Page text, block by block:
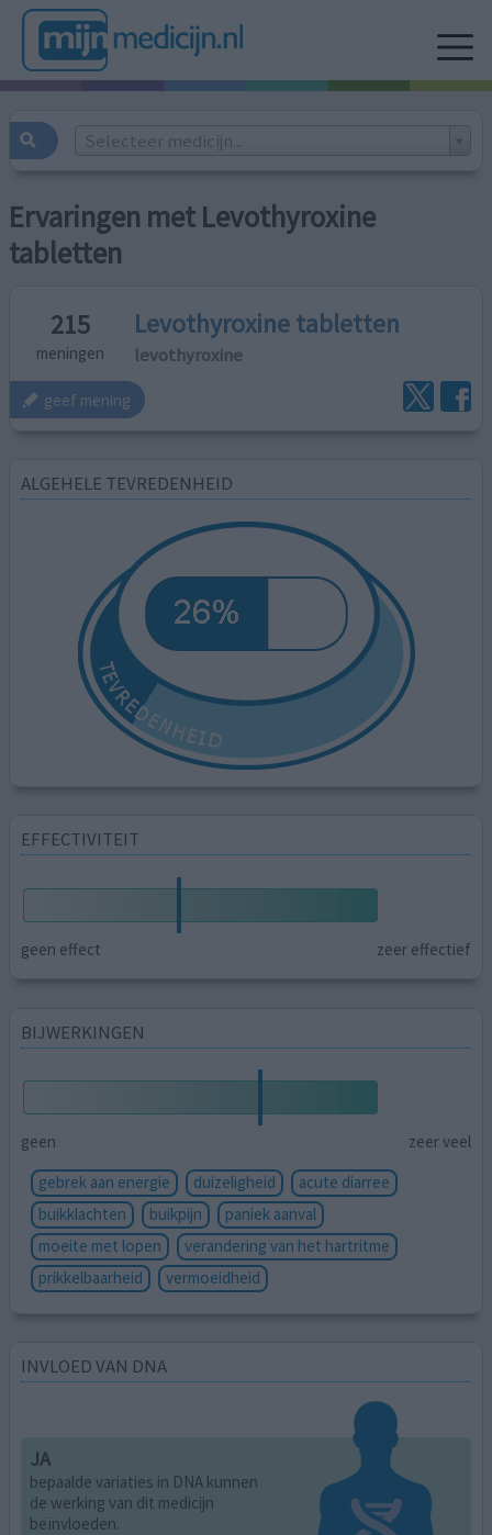
Selecteer medicijn...
Ervaringen met Levothyroxine
tabletten
215
meningen
Levothyroxine tabletten
levothyroxine
geef mening
ALGEHELE TEVREDENHEID
EFFECTIVITEIT
geen effect zeer effectief
BIJWERKINGEN
geen
zeer veel
gebrek aan energie
duizeligheid
acute diarree
buikklachten
buikpijn
paniek aanval
moeite met lopen
verandering van het hartritme
prikkelbaarheid
vermoeidheid
INVLOED VAN DNA
JA
bepaalde variaties in DNA kunnen
de werking van dit medicijn
beïnvloeden.